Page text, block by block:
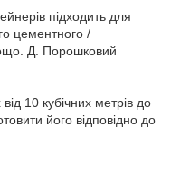
підходить для
цементного /
Д. Порошковий
10 кубічних метрів до
його відповідно до